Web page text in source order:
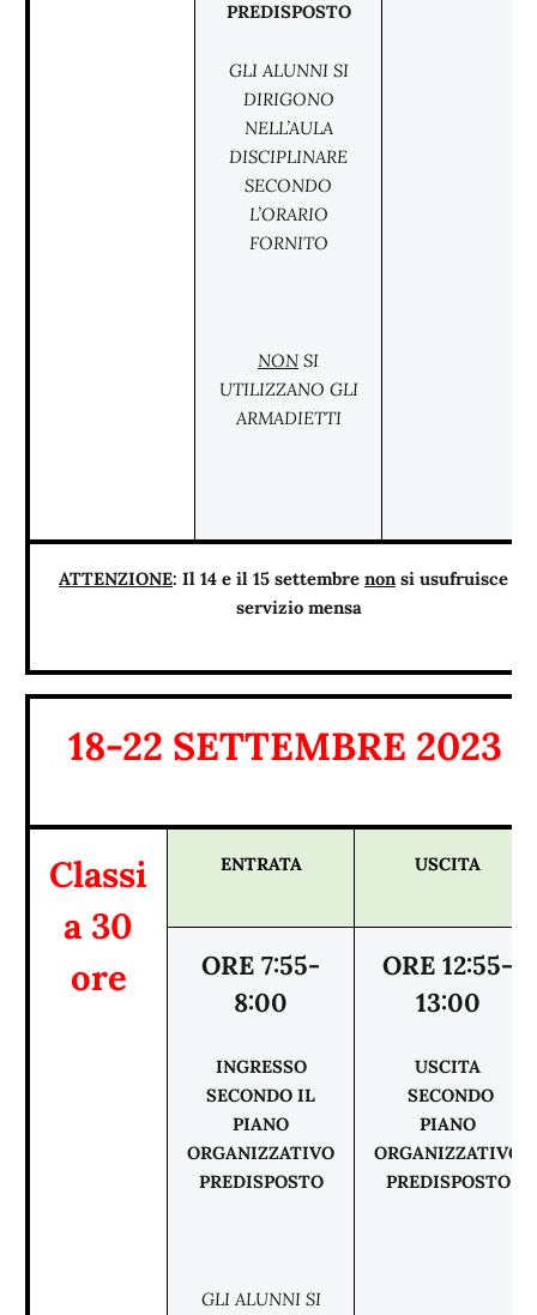
PREDISPOSTO
GLI ALUNNI SI
DIRIGONO
NELL’AULA
DISCIPLINARE
SECONDO
L’ORARIO
FORNITO
NON SI
UTILIZZANO GLI
ARMADIETTI
ATTENZIONE: Il 14 e il 15 settembre non si usufruisce
servizio mensa
18-22 SETTEMBRE 2023
Classi
a 30
ore
ENTRATA USCITA
ORE 7:55-
8:00
INGRESSO
SECONDO IL
PIANO
ORGANIZZATIVO
PREDISPOSTO
GLI ALUNNI SI
ORE 12:55-
13:00
USCITA
SECONDO
PIANO
ORGANIZZATIVO
PREDISPOSTO